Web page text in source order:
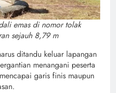
emas di nomor tolak
sejauh 8,79 m
ditandu keluar lapangan
menangani peserta
garis finis maupun